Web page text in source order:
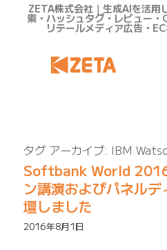
ZETA株式会社｜生成AIを活用
索・ハッシュタグ・レビュー・
リテールメディア広告・
タグ アーカイブ: IBM
Softbank World
ン講演およびパネル
壇しました
2016年8月1日